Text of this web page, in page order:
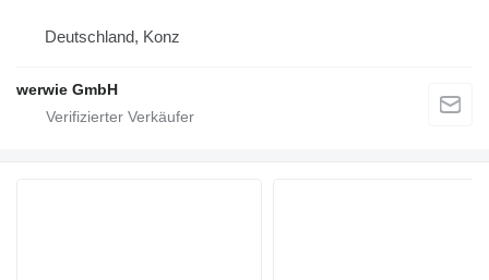
Deutschland, Konz
werwie GmbH